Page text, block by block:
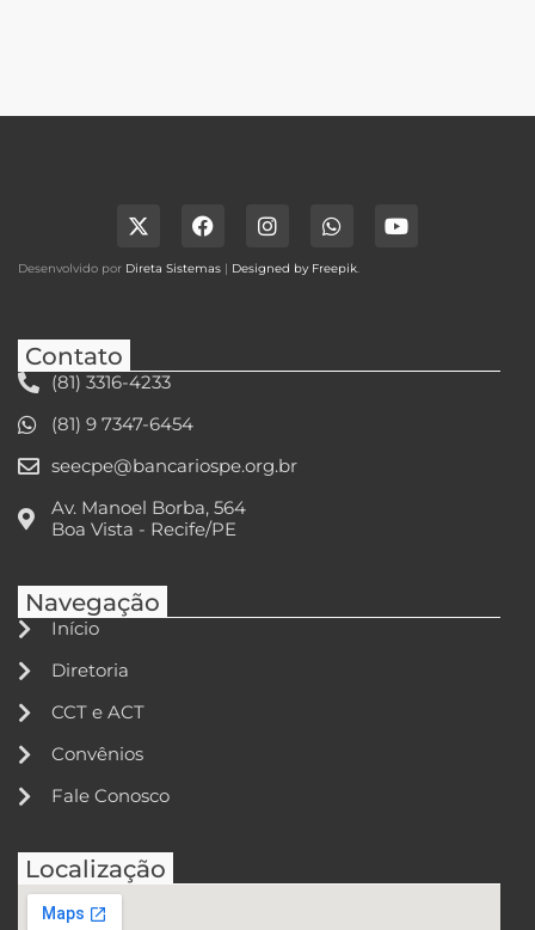
Desenvolvido por Direta Sistemas | Designed by Freepik.
Contato
(81) 3316-4233
(81) 9 7347-6454
seecpe@bancariospe.org.br
Av. Manoel Borba, 564
Boa Vista - Recife/PE
Navegação
Início
Diretoria
CCT e ACT
Convênios
Fale Conosco
Localização